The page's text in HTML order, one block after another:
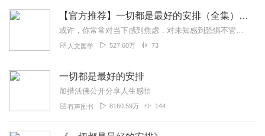
【官方推荐】一切都是最好的安排（全集）加措“人生智慧三部曲”
或许，你常常对当下感到焦虑，对未知感到恐惧不管你想成为怎样的人，面对世间何种烦恼你都可以在加措活佛的加持和开示中，获得改变的力量百万册畅销书作者加措活佛的逆境求...
人文国学 527.60万 73
一切都是最好的安排
加措活佛公开分享人生感悟
有声图书 8160.59万 144